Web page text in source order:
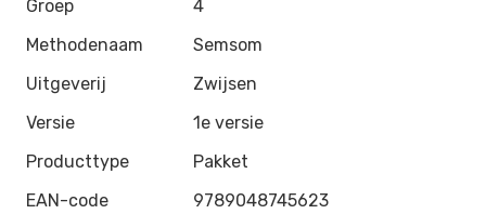
Groep
4
Methodenaam
Semsom
Uitgeverij
Zwijsen
Versie
1e versie
Producttype
Pakket
EAN-code
9789048745623